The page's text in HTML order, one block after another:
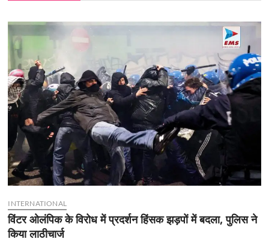
INTERNATIONAL
विंटर ओलंपिक के विरोध में प्रदर्शन हिंसक झड़पों में बदला, पुलिस ने
किया लाठीचार्ज